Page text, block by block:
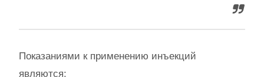
Показаниями к применению инъекций
являются: